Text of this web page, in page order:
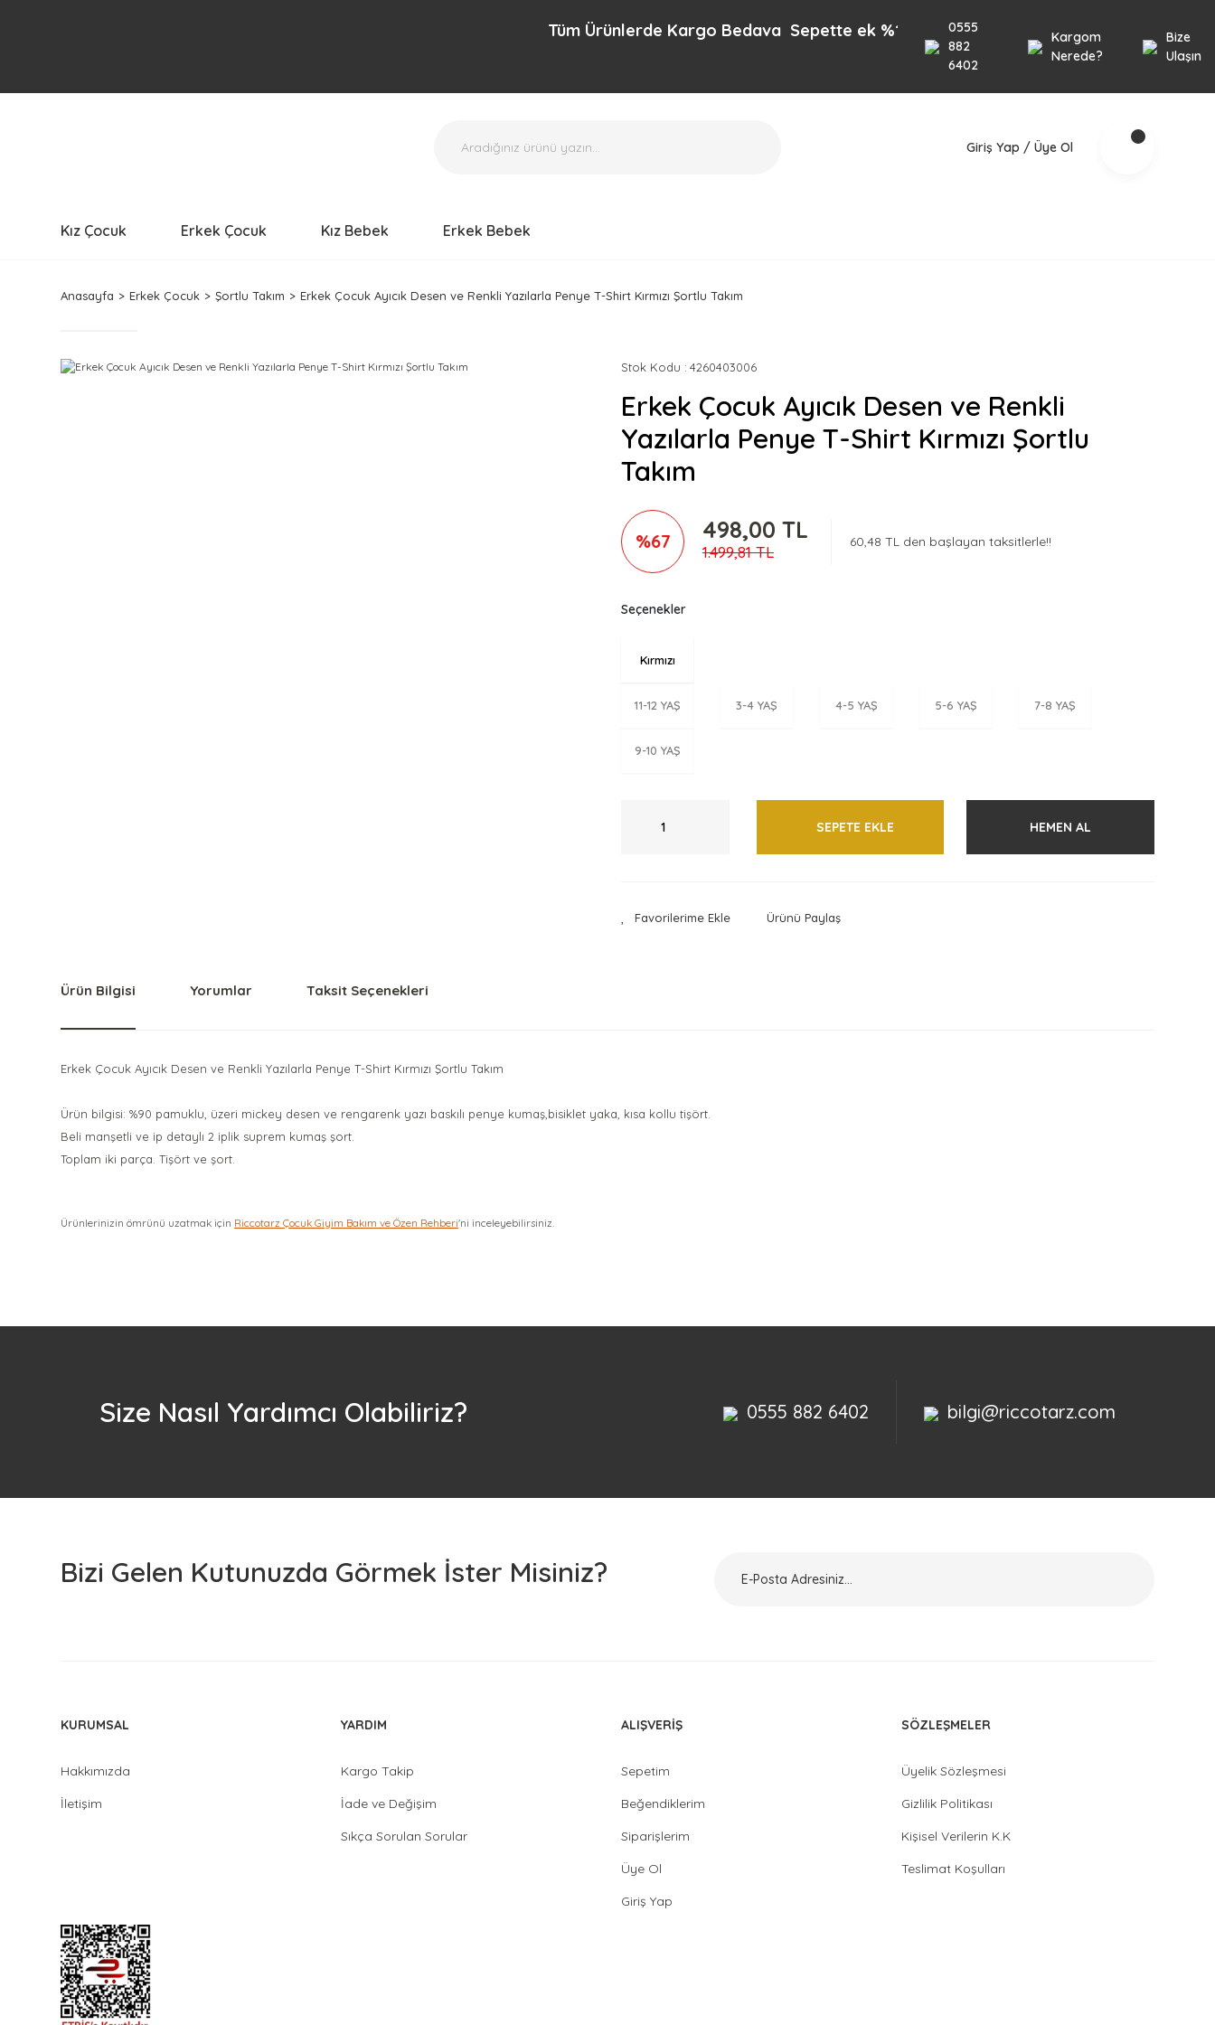
Tüm Ürünlerde Kargo Bedava Sepette ek %10 İndirim 1000TL üzeri alışverişlerinizde
0555
882
6402
Kargom
Nerede?
Bize
Ulaşın
Giriş Yap / Üye Ol
Kız Çocuk Erkek Çocuk Kız Bebek Erkek Bebek
Anasayfa Erkek Çocuk Şortlu Takım Erkek Çocuk Ayıcık Desen ve Renkli Yazılarla Penye T-Shirt Kırmızı Şortlu Takım
Stok Kodu 4260403006
Erkek Çocuk Ayıcık Desen ve Renkli
Yazılarla Penye T-Shirt Kırmızı Şortlu
Takım
%67 498,00 TL
1.499,81 TL
60,48 TL den başlayan taksitlerle!!
Seçenekler
Kırmızı
11-12 YAŞ 3-4 YAŞ 4-5 YAŞ 5-6 YAŞ 7-8 YAŞ
9-10 YAŞ
SEPETE EKLE HEMEN AL
Ürünü Paylaş
Ürün Bilgisi Yorumlar Taksit Seçenekleri
Erkek Çocuk Ayıcık Desen ve Renkli Yazılarla Penye T-Shirt Kırmızı Şortlu Takım
Ürün bilgisi: %90 pamuklu, üzeri mickey desen ve rengarenk yazı baskılı penye kumaş,bisiklet yaka, kısa kollu tişört.
Beli manşetli ve ip detaylı 2 iplik suprem kumaş şort.
Toplam iki parça. Tişört ve şort.
Ürünlerinizin ömrünü uzatmak için Riccotarz Çocuk Giyim Bakım ve Özen Rehberi'ni inceleyebilirsiniz.
Size Nasıl Yardımcı Olabiliriz? 0555 882 6402 bilgi@riccotarz.com
Bizi Gelen Kutunuzda Görmek İster Misiniz?
KURUMSAL
Hakkımızda
İletişim
YARDIM
Kargo Takip
İade ve Değişim
Sıkça Sorulan Sorular
ALIŞVERİŞ
Sepetim
Beğendiklerim
Siparişlerim
Üye Ol
Giriş Yap
SÖZLEŞMELER
Üyelik Sözleşmesi
Gizlilik Politikası
Kişisel Verilerin K.K
Teslimat Koşulları